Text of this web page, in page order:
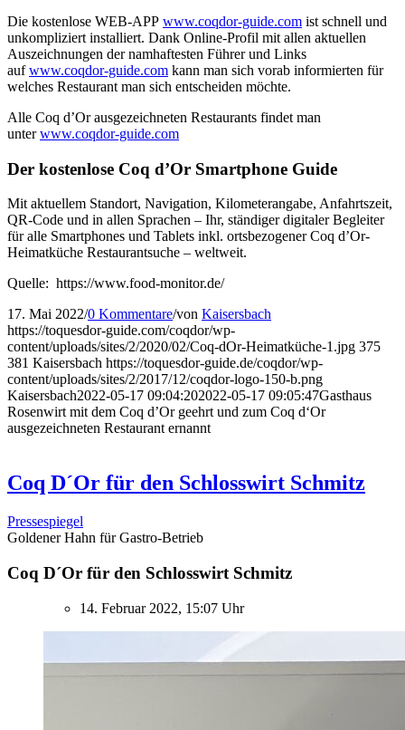
Die kostenlose WEB-APP www.coqdor-guide.com ist schnell und
unkompliziert installiert. Dank Online-Profil mit allen aktuellen
Auszeichnungen der namhaftesten Führer und Links
aufwww.coqdor-guide.com kann man sich vorab informierten für
welches Restaurant man sich entscheiden möchte.
Alle Coq d’Or ausgezeichneten Restaurants findet man
unterwww.coqdor-guide.com
Der kostenlose Coq d’Or Smartphone Guide
Mit aktuellem Standort, Navigation, Kilometerangabe, Anfahrtszeit,
QR-Code und in allen Sprachen – Ihr, ständiger digitaler Begleiter
für alle Smartphones und Tablets inkl. ortsbezogener Coq d’Or-
Heimatküche Restaurantsuche – weltweit.
Quelle: https://www.food-monitor.de/
17. Mai 2022/0 Kommentare/von Kaisersbach
https://toquesdor-guide.com/coqdor/wp-
content/uploads/sites/2/2020/02/Coq-dOr-Heimatküche-1.jpg 375
381 Kaisersbach https://toquesdor-guide.de/coqdor/wp-
content/uploads/sites/2/2017/12/coqdor-logo-150-b.png
Kaisersbach2022-05-17 09:04:202022-05-17 09:05:47Gasthaus
Rosenwirt mit dem Coq d’Or geehrt und zum Coq d‘Or
ausgezeichneten Restaurant ernannt
Coq D´Or für den Schlosswirt Schmitz
Pressespiegel
Goldener Hahn für Gastro-Betrieb
Coq D´Or für den Schlosswirt Schmitz
14. Februar 2022, 15:07 Uhr